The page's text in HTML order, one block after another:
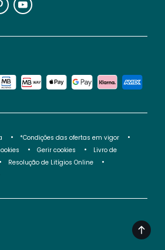
*Condições das ofertas em vigor
Gerir cookies
Livro de
Resolução de Litígios Online